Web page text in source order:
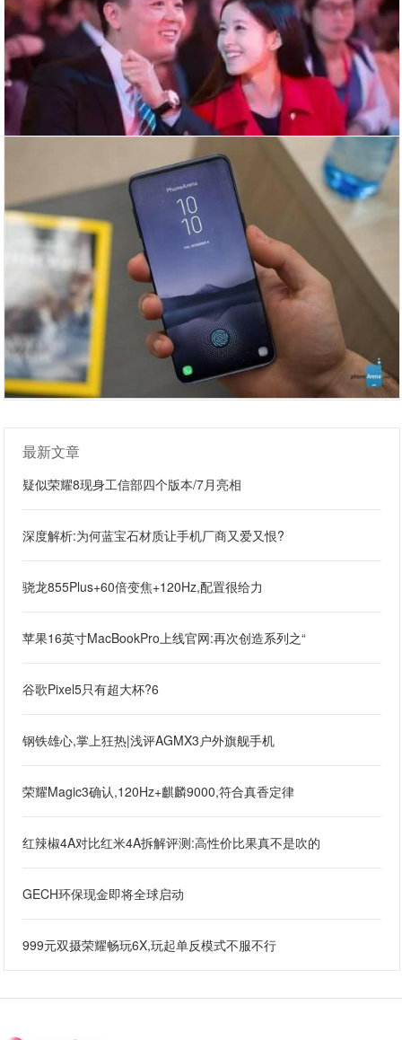
最新文章
疑似荣耀8现身工信部四个版本/7月亮相
深度解析:为何蓝宝石材质让手机厂商又爱又恨?
骁龙855Plus+60倍变焦+120Hz,配置很给力
苹果16英寸MacBookPro上线官网:再次创造系列之“
谷歌Pixel5只有超大杯?6
钢铁雄心,掌上狂热|浅评AGMX3户外旗舰手机
荣耀Magic3确认,120Hz+麒麟9000,符合真香定律
红辣椒4A对比红米4A拆解评测:高性价比果真不是吹的
GECH环保现金即将全球启动
999元双摄荣耀畅玩6X,玩起单反模式不服不行